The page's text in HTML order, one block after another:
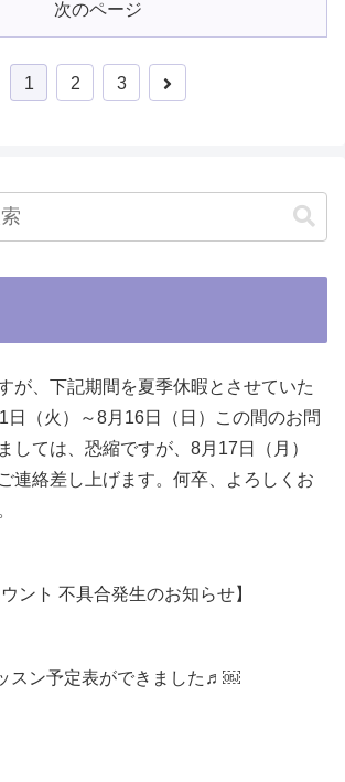
次のページ
1 2 3
が、下記期間を夏季休暇とさせていた
日（火）～8月16日（日）この間のお問
しては、恐縮ですが、8月17日（月）
連絡差し上げます。何卒、よろしくお
ント 不具合発生のお知らせ】
スン予定表ができました♬￼